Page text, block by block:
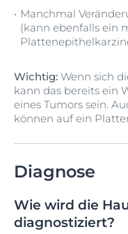
Manchmal
(kann ebenfalls ein
Wichtig: Wenn sich
kann das bereits ein
eines Tumors sein.
können auf ein
Diagnose
Wie wird die
diagnostiziert?